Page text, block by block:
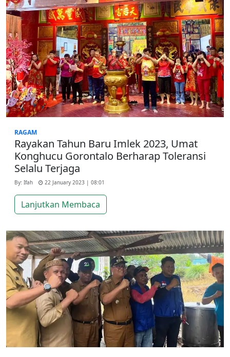
RAGAM
Rayakan Tahun Baru Imlek 2023, Umat
Konghucu Gorontalo Berharap Toleransi
Selalu Terjaga
By: Ifah 22 January 2023 | 08:01
Lanjutkan Membaca